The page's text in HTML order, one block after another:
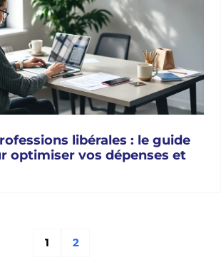
libérales : le guide
optimiser vos dépenses et
Page
1 Page
2